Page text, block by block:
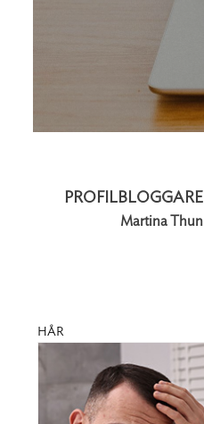
PROFILBLOGGARE
Martina Thun
HÅR